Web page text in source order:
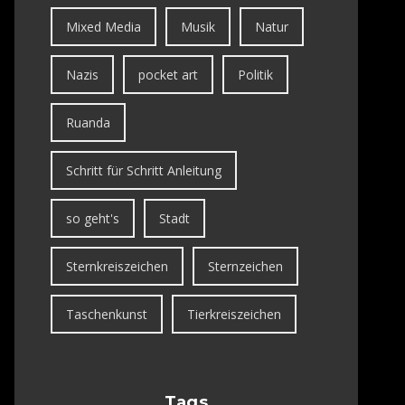
Mixed Media Musik Natur
Nazis pocket art Politik
Ruanda
Schritt für Schritt Anleitung
so geht's Stadt
Sternkreiszeichen Sternzeichen
Taschenkunst Tierkreiszeichen